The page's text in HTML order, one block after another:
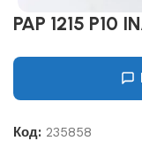
PAP 1215 P10
Код:235858